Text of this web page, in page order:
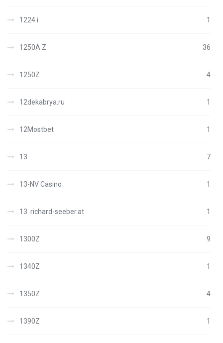
1224 i 1
1250A Z 36
1250Z 4
12dekabrya.ru 1
12Mostbet 1
13 7
13-NV Casino 1
13. richard-seeber.at 1
1300Z 9
1340Z 1
1350Z 4
1390Z 1